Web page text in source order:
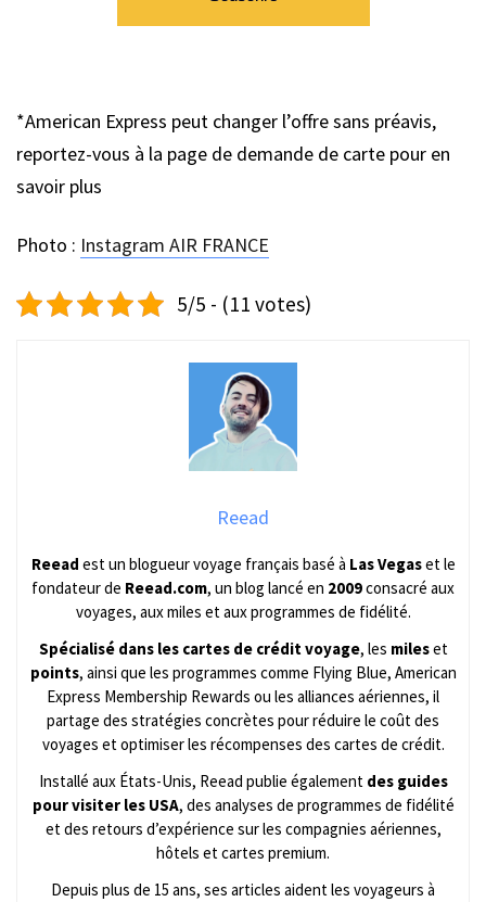
*American Express peut changer l’offre sans préavis,
reportez-vous à la page de demande de carte pour en
savoir plus
Photo : Instagram AIR FRANCE
5/5 - (11 votes)
Reead
Reead est un blogueur voyage français basé à Las Vegaset le
fondateur de Reead.com, un blog lancé en 2009consacré aux
voyages, aux miles et aux programmes de fidélité.
Spécialisé dans les cartes de crédit voyage, les mileset
points, ainsi que les programmes comme Flying Blue, American
Express Membership Rewards ou les alliances aériennes, il
partage des stratégies concrètes pour réduire le coût des
voyages et optimiser les récompenses des cartes de crédit.
Installé aux États-Unis, Reead publie également des guides
pour visiter les USA, des analyses de programmes de fidélité
et des retours d’expérience sur les compagnies aériennes,
hôtels et cartes premium.
Depuis plus de 15 ans, ses articles aident les voyageurs à